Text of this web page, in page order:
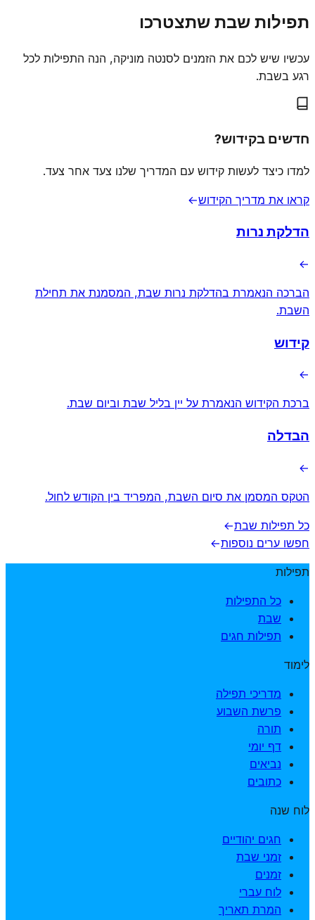
תפילות שבת שתצטרכו
עכשיו שיש לכם את הזמנים לסנטה מוניקה, הנה התפילות לכל
רגע בשבת.
חדשים בקידוש?
למדו כיצד לעשות קידוש עם המדריך שלנו צעד אחר צעד.
קראו את מדריך הקידוש→
הדלקת נרות
→
הברכה הנאמרת בהדלקת נרות שבת, המסמנת את תחילת
השבת.
קידוש
→
ברכת הקידוש הנאמרת על יין בליל שבת וביום שבת.
הבדלה
→
הטקס המסמן את סיום השבת, המפריד בין הקודש לחול.
כל תפילות שבת→
חפשו ערים נוספות→
תפילות
כל התפילות
שבת
תפילות חגים
לימוד
מדריכי תפילה
פרשת השבוע
תורה
דף יומי
נביאים
כתובים
לוח שנה
חגים יהודיים
זמני שבת
זמנים
לוח עברי
המרת תאריך